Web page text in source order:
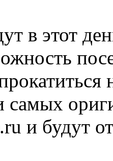
в этот
самых
и будут